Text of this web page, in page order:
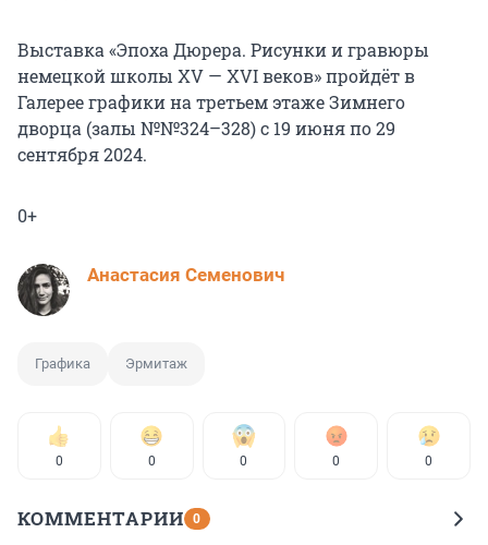
Выставка «Эпоха Дюрера. Рисунки и гравюры
немецкой школы XV — XVI веков» пройдёт в
Галерее графики на третьем этаже Зимнего
дворца (залы №№324–328) с 19 июня по 29
сентября 2024.
0+
Анастасия Семенович
Графика Эрмитаж
0 0 0 0 0
КОММЕНТАРИИ 0